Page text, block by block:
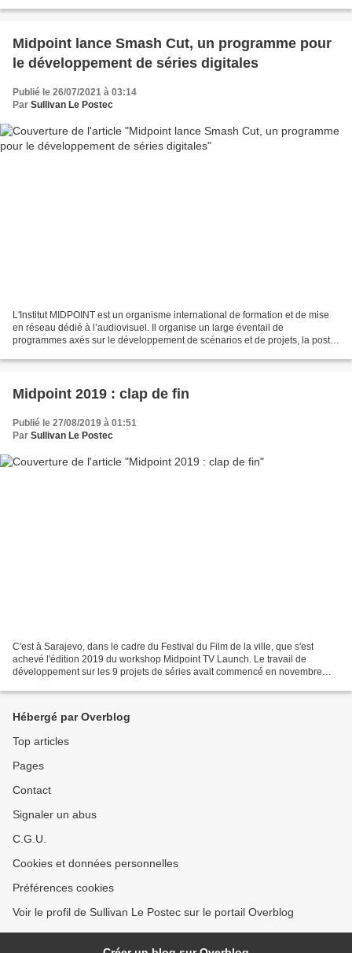
Midpoint lance Smash Cut, un programme pour
le développement de séries digitales
Publié le 26/07/2021 à 03:14
Par Sullivan Le Postec
L'Institut MIDPOINT est un organisme international de formation et de mise
en réseau dédié à l’audiovisuel. Il organise un large éventail de
programmes axés sur le développement de scénarios et de projets, la post-
Midpoint 2019 : clap de fin
Publié le 27/08/2019 à 01:51
Par Sullivan Le Postec
C'est à Sarajevo, dans le cadre du Festival du Film de la ville, que s'est
achevé l'édition 2019 du workshop Midpoint TV Launch. Le travail de
développement sur les 9 projets de séries avait commencé en novembre
Hébergé par Overblog
Top articles
Pages
Contact
Signaler un abus
C.G.U.
Cookies et données personnelles
Préférences cookies
Voir le profil de Sullivan Le Postec sur le portail Overblog